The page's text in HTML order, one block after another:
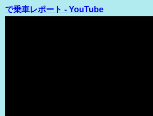
で乗車レポート - YouTube